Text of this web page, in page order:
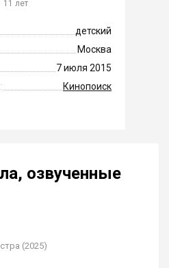
11 лет
детский
Москва
7 июля 2015
Кинопоиск
озвученные
(2025)